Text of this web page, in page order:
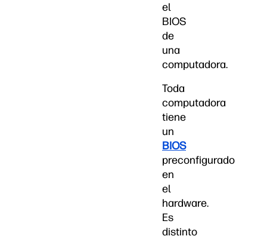
el
BIOS
de
una
computadora.
Toda
computadora
tiene
un
BIOS
preconfigurado
en
el
hardware.
Es
distinto